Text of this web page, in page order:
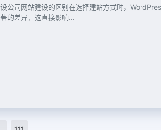
公司网站建设的区别在选择建站方式时，
的差异，这直接影响...